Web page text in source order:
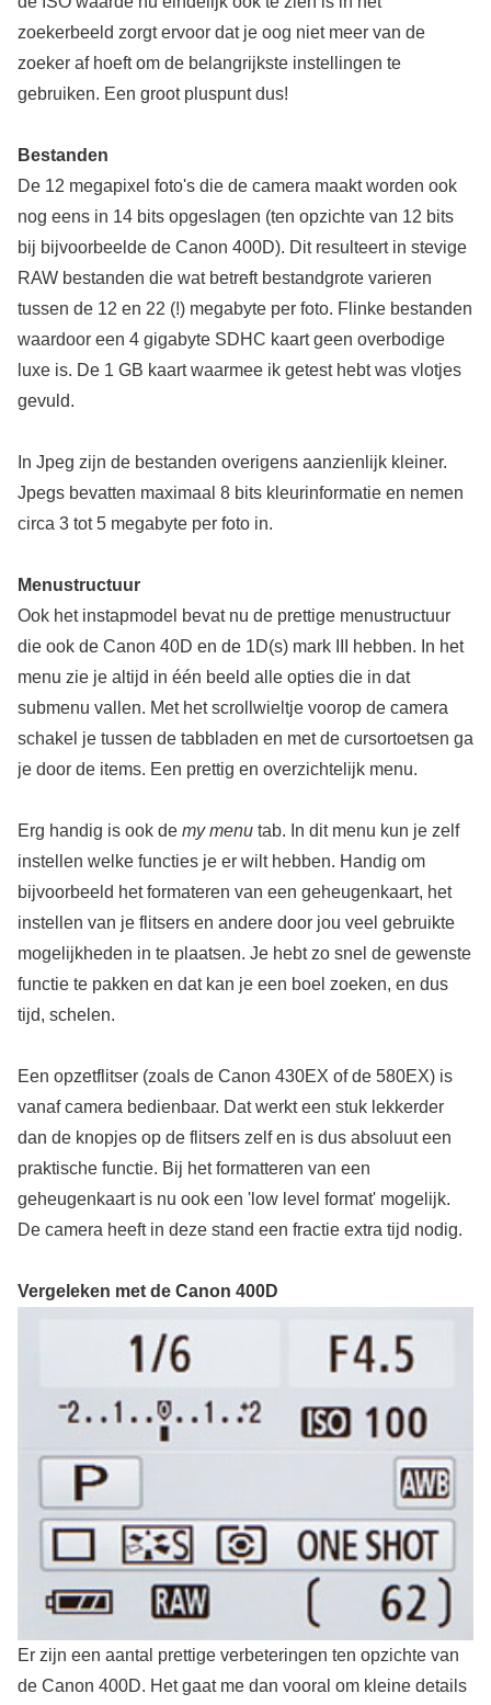
zoekerbeeld zorgt ervoor dat je oog niet meer van de
zoeker af hoeft om de belangrijkste instellingen te
gebruiken. Een groot pluspunt dus!
Bestanden
De 12 megapixel foto's die de camera maakt worden ook
nog eens in 14 bits opgeslagen (ten opzichte van 12 bits
bij bijvoorbeelde de Canon 400D). Dit resulteert in stevige
RAW bestanden die wat betreft bestandgrote varieren
tussen de 12 en 22 (!) megabyte per foto. Flinke bestanden
waardoor een 4 gigabyte SDHC kaart geen overbodige
luxe is. De 1 GB kaart waarmee ik getest hebt was vlotjes
gevuld.
In Jpeg zijn de bestanden overigens aanzienlijk kleiner.
Jpegs bevatten maximaal 8 bits kleurinformatie en nemen
circa 3 tot 5 megabyte per foto in.
Menustructuur
Ook het instapmodel bevat nu de prettige menustructuur
die ook de Canon 40D en de 1D(s) mark III hebben. In het
menu zie je altijd in één beeld alle opties die in dat
submenu vallen. Met het scrollwieltje voorop de camera
schakel je tussen de tabbladen en met de cursortoetsen ga
je door de items. Een prettig en overzichtelijk menu.
Erg handig is ook de my menutab. In dit menu kun je zelf
instellen welke functies je er wilt hebben. Handig om
bijvoorbeeld het formateren van een geheugenkaart, het
instellen van je flitsers en andere door jou veel gebruikte
mogelijkheden in te plaatsen. Je hebt zo snel de gewenste
functie te pakken en dat kan je een boel zoeken, en dus
tijd, schelen.
Een opzetflitser (zoals de Canon 430EX of de 580EX) is
vanaf camera bedienbaar. Dat werkt een stuk lekkerder
dan de knopjes op de flitsers zelf en is dus absoluut een
praktische functie. Bij het formatteren van een
geheugenkaart is nu ook een 'low level format' mogelijk.
De camera heeft in deze stand een fractie extra tijd nodig.
Vergeleken met de Canon 400D
Er zijn een aantal prettige verbeteringen ten opzichte van
de Canon 400D. Het gaat me dan vooral om kleine details